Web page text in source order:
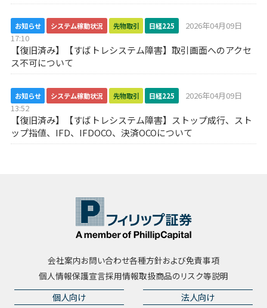
お知らせ システム稼動状況 先物取引 日経225
2026年04月09日
17:10
【復旧済み】【すばトレシステム障害】取引画面へのアクセ
ス不可について
お知らせ システム稼動状況 先物取引 日経225
2026年04月09日
13:52
【復旧済み】【すばトレシステム障害】ストップ成行、スト
ップ指値、IFD、IFDOCO、決済OCOについて
会社案内お問い合わせ各種方針および免責事項
個人情報保護宣言採用情報取扱商品のリスク等説明
個人向け 法人向け